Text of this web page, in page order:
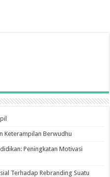
Keterampilan Berwudhu
Peningkatan Motivasi
Terhadap Rebranding Suatu